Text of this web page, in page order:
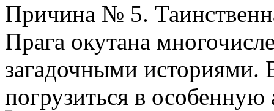
Причина № 5.
Прага окутана
загадочными историями.
погрузиться в